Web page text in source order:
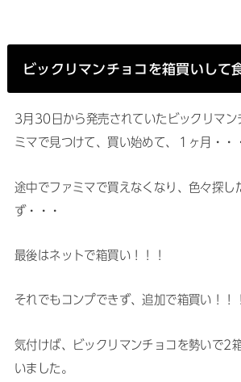
ビックリマンチョコを箱買いして
3月30日から発売されていたビックリマ
ミマで見つけて、買い始めて、１ヶ月・・
途中でファミマで買えなくなり、色々探し
ず・・・
最後はネットで箱買い！！！
それでもコンプできず、追加で箱買い！！！
気付けば、ビックリマンチョコを勢いで2
いました。